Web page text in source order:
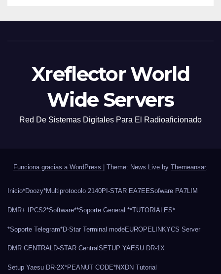
Xreflector World
Wide Servers
Red De Sistemas Digitales Para El Radioaficionado
Funciona gracias a WordPress | Theme: News Live by Themeansar.
Inicio*Doozy*Multiprotocolo 2140PI-STAR EA7EESofware PA7LIM
DMR+ IPCS2*Software**Soporte General **TUTORIALES*
*Soporte Telegram*D-Star Terminal modeEUROPELINKYCS Server
DMR CENTRALD-STAR CentralSETUP YAESU DR-1X
Setup Yaesu DR-2X*PEANUT CODE*NXDN Tutorial